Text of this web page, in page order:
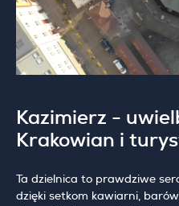
Kazimierz -
Krakowian i
Ta dzielnica to prawdziwe
dzięki setkom kawiarni,